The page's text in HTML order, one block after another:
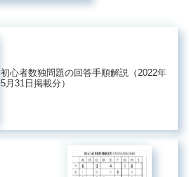
初心者数独問題の回答手順解説（2022年
5月31日掲載分）